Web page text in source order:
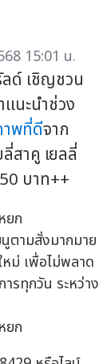
15:01 น.
ลด์ เชิญชวน
นะนำช่วง
พที่ดีจาก
สาคู เยลลี่
บาท++
ตามสั่งมากมาย
ม่ เพื่อไม่พลาด
รทุกวัน ระหว่าง